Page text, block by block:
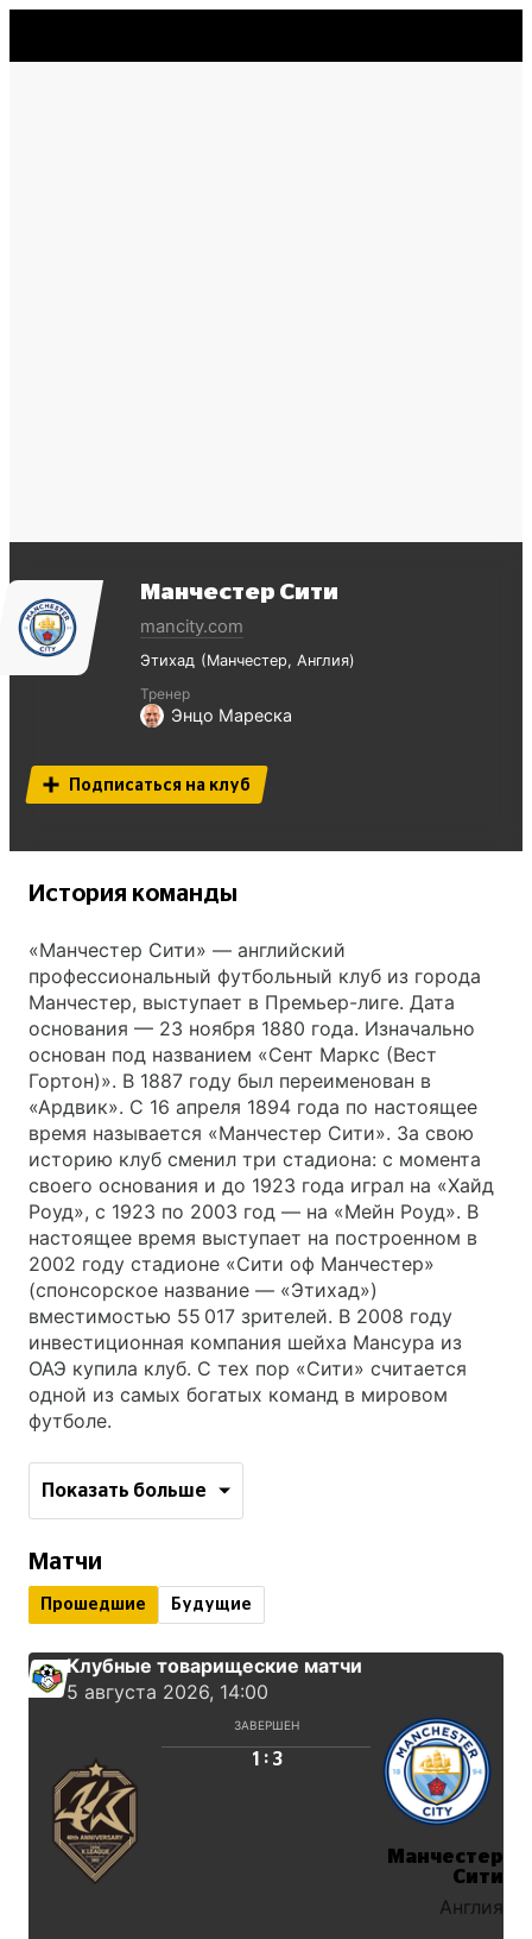
Манчестер Сити
mancity.com
Этихад Манчестер Англия
Тренер
Энцо Мареска
Подписаться на клуб
История команды
«Манчестер Сити» — английский
профессиональный футбольный клуб из города
Манчестер, выступает в Премьер-лиге. Дата
основания — 23 ноября 1880 года. Изначально
основан под названием «Сент Маркс (Вест
Гортон)». В 1887 году был переименован в
«Ардвик». С 16 апреля 1894 года по настоящее
время называется «Манчестер Сити». За свою
историю клуб сменил три стадиона: с момента
своего основания и до 1923 года играл на «Хайд
Роуд», с 1923 по 2003 год — на «Мейн Роуд». В
настоящее время выступает на построенном в
2002 году стадионе «Сити оф Манчестер»
(спонсорское название — «Этихад»)
вместимостью 55 017 зрителей. В 2008 году
инвестиционная компания шейха Мансура из
ОАЭ купила клуб. С тех пор «Сити» считается
одной из самых богатых команд в мировом
футболе.
Показать больше
Матчи
Прошедшие Будущие
Клубные товарищеские матчи
5 августа 2026, 14:00
ЗАВЕРШЕН
1 : 3
Манчестер
Сити
Англия